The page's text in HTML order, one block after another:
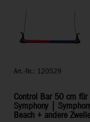
Art.-Nr.: 120529
Control Bar 50 cm für
Symphony |
Beach + andere